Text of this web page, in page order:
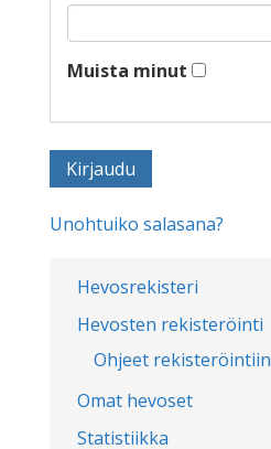
Hevosrekisteri
Hevosten rekisteröinti
Ohjeet rekisteröintiin
Omat hevoset
Statistiikka
Muista minut
Unohtuiko salasana?